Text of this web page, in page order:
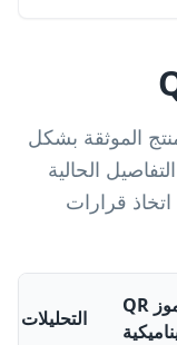
الموثقة بشكل
الحالية
قرارات
رموز QR
التحليلات